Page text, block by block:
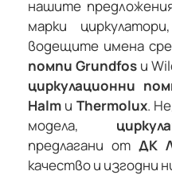
нашите
марки
водещите имена
помпи Grundfos и
циркулационни
Halm и Thermolux.
модела,
предлагани отДК
качество и изгодни